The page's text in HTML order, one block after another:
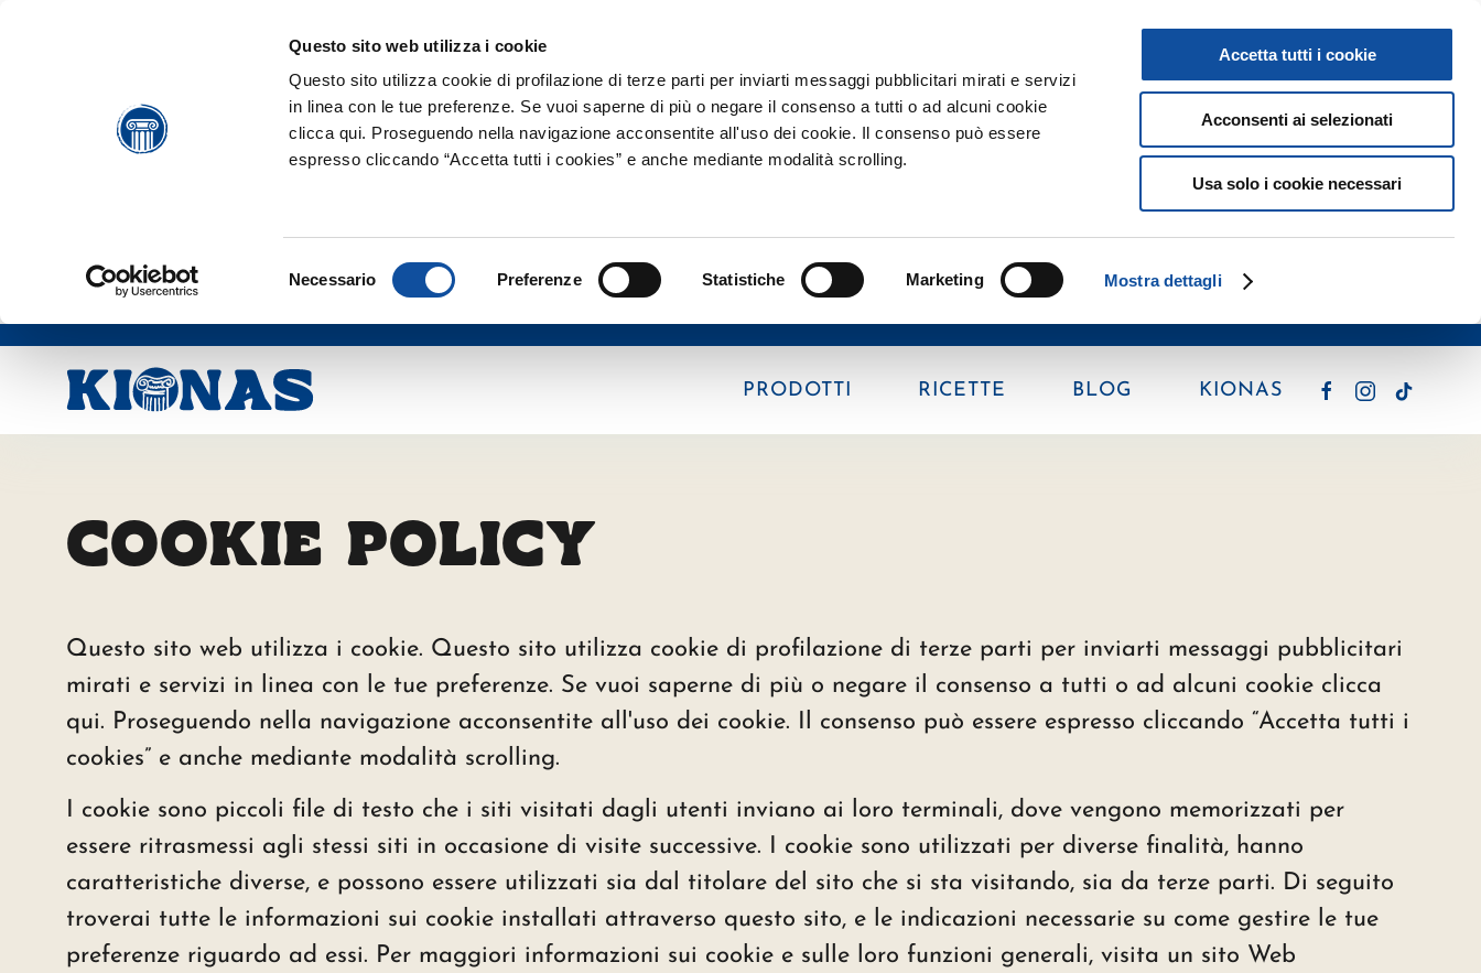
Questo sito web utilizza i cookie
Questo sito utilizza cookie di profilazione di terze parti per inviarti messaggi pubblicitari mirati e servizi
in linea con le tue preferenze. Se vuoi saperne di più o negare il consenso a tutti o ad alcuni cookie
clicca qui. Proseguendo nella navigazione acconsentite all'uso dei cookie. Il consenso può essere
espresso cliccando “Accetta tutti i cookies” e anche mediante modalità scrolling.
Necessario Preferenze Statistiche Marketing Mostra dettagli
Accetta tutti i cookie
Acconsenti ai selezionati
Usa solo i cookie necessari
PRODOTTI RICETTE BLOG KIONAS
COOKIE POLICY
Questo sito web utilizza i cookie. Questo sito utilizza cookie di profilazione di terze parti per inviarti messaggi pubblicitari
mirati e servizi in linea con le tue preferenze. Se vuoi saperne di più o negare il consenso a tutti o ad alcuni cookie clicca
qui. Proseguendo nella navigazione acconsentite all'uso dei cookie. Il consenso può essere espresso cliccando “Accetta tutti i
cookies” e anche mediante modalità scrolling.
I cookie sono piccoli file di testo che i siti visitati dagli utenti inviano ai loro terminali, dove vengono memorizzati per
essere ritrasmessi agli stessi siti in occasione di visite successive. I cookie sono utilizzati per diverse finalità, hanno
caratteristiche diverse, e possono essere utilizzati sia dal titolare del sito che si sta visitando, sia da terze parti. Di seguito
troverai tutte le informazioni sui cookie installati attraverso questo sito, e le indicazioni necessarie su come gestire le tue
preferenze riguardo ad essi. Per maggiori informazioni sui cookie e sulle loro funzioni generali, visita un sito Web